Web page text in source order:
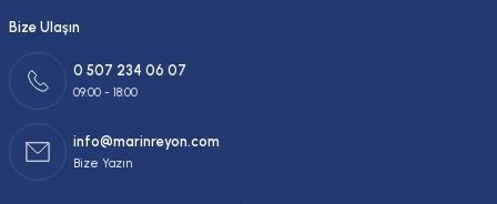
Bize Ulaşın
0 507 234 06 07
09:00 - 18:00
info@marinreyon.com
Bize Yazın